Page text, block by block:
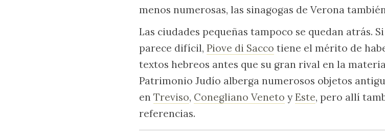
menos numerosas, las sinagogas de Verona
Las ciudades pequeñas tampoco se quedan atrás.
parece difícil, Piove di Sacco tiene el mérito de
textos hebreos antes que su gran rival en la
Patrimonio Judío alberga numerosos objetos
en Treviso, Conegliano Veneto y Este, pero allí
referencias.